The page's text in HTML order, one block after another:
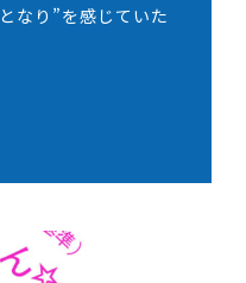
なり”を感じていた